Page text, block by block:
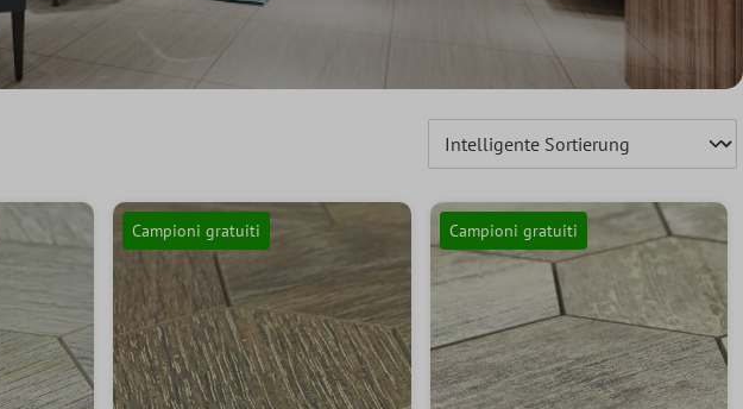
Campioni gratuiti Campioni gratuiti